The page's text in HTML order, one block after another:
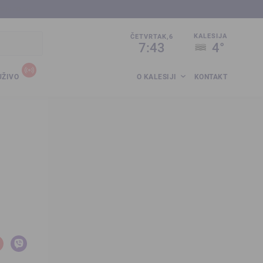
ČETVRTAK,6
7:43
KALESIJA
4°
O KALESIJI KONTAKT